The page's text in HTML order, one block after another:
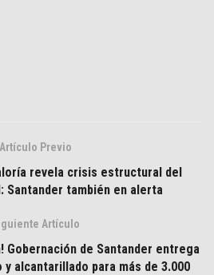
Artículo Previo
revela crisis estructural del
Santander también en alerta
Artículo
Gobernación de Santander entrega
alcantarillado para más de 3.000